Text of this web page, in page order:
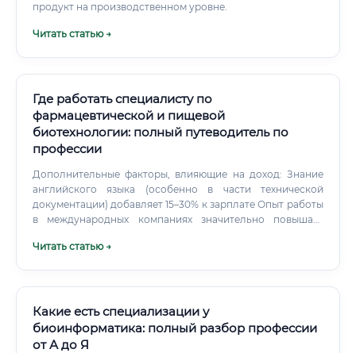
продукт на производственном уровне.
Читать статью →
Где работать специалисту по
фармацевтической и пищевой
биотехнологии: полный путеводитель по
профессии
Дополнительные факторы, влияющие на доход: Знание
английского языка (особенно в части технической
документации) добавляет 15–30% к зарплате Опыт работы
в международных компаниях значительно повышает
степени (кандидат или доктор наук) открывает путь к
ценятся и хорошо оплачиваются Как начать карьеру в
биотехнологии Многих пугает вопрос: «С чего начать?»
Особенно тех, кто ещё учится или только окончил
Читать статью →
Какие есть специализации у
биоинформатика: полный разбор профессии
от А до Я